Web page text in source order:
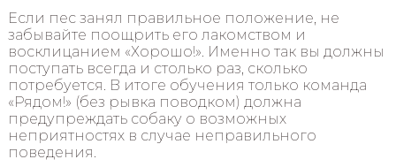
Если пес занял правильное положение, не
забывайте поощрить его лакомством и
восклицанием «Хорошо!». Именно так вы должны
поступать всегда и столько раз, сколько
потребуется. В итоге обучения только команда
«Рядом!» (без рывка поводком) должна
предупреждать собаку о возможных
неприятностях в случае неправильного
поведения.